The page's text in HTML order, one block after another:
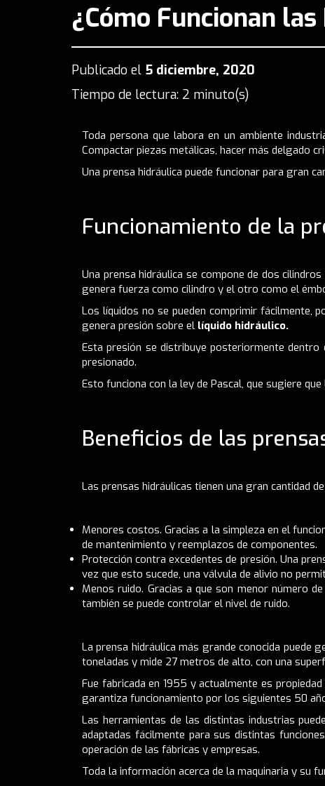
¿Cómo Funcionan
Publicado el 5 diciembre, 2020
Tiempo de lectura: 2 minuto(s)
Toda persona que labora en un ambiente
Compactar piezas metálicas, hacer más delgado
Una prensa hidráulica puede funcionar para gran
Funcionamiento de la
Una prensa hidráulica se compone de dos
genera fuerza como cilindro y el otro como el
Los líquidos no se pueden comprimir fácilmente,
genera presión sobre el líquido hidráulico.
Esta presión se distribuye posteriormente dentro
presionado.
Esto funciona con la ley de Pascal, que sugiere
Beneficios de las
Las prensas hidráulicas tienen una gran cantidad
Menores costos. Gracias a la simpleza en el
de mantenimiento y reemplazos de componentes.
Protección contra excedentes de presión. Una
vez que esto sucede, una válvula de alivio no
Menos ruido. Gracias a que son menor número
también se puede controlar el nivel de ruido.
La prensa hidráulica más grande conocida puede
toneladas y mide 27 metros de alto, con una
Fue fabricada en 1955 y actualmente es
garantiza funcionamiento por los siguientes 50
Las herramientas de las distintas industrias
adaptadas fácilmente para sus distintas
operación de las fábricas y empresas.
Toda la información acerca de la maquinaria y su